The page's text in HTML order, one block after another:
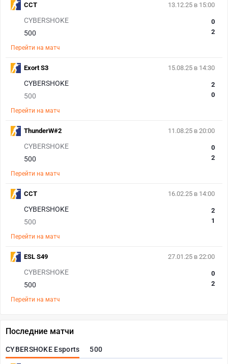
13.12.25 в 15:00
CYBERSHOKE
500
0
2
Перейти на матч
CCT
15.08.25 в 14:30
CYBERSHOKE
500
2
0
Перейти на матч
Exort S3
11.08.25 в 20:00
CYBERSHOKE
500
0
2
Перейти на матч
ThunderW#2
16.02.25 в 14:00
CYBERSHOKE
500
2
1
Перейти на матч
CCT
27.01.25 в 22:00
CYBERSHOKE
500
0
2
Перейти на матч
ESL S49
Последние матчи
CYBERSHOKE Esports 500